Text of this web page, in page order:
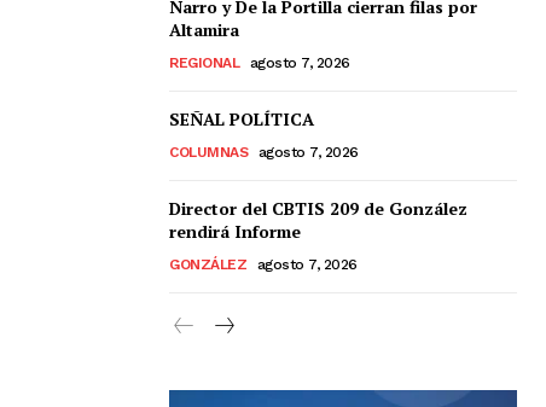
Narro y De la Portilla cierran filas por
Altamira
REGIONAL agosto 7, 2026
SEÑAL POLÍTICA
COLUMNAS agosto 7, 2026
Director del CBTIS 209 de González
rendirá Informe
GONZÁLEZ agosto 7, 2026